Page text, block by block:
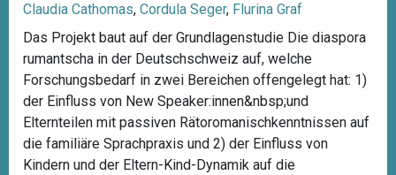
t
i
n
Claudia Cathomas, Cordula Seger, Flurina Graf
Das Projekt baut auf der Grundlagenstudie Die diaspora
rumantscha in der Deutschschweiz auf, welche
Forschungsbedarf in zwei Bereichen offengelegt hat: 1)
der Einfluss von New Speaker:innen&nbsp;und
Elternteilen mit passiven Rätoromanischkenntnissen auf
die familiäre Sprachpraxis und 2) der Einfluss von
Kindern und der Eltern-Kind-Dynamik auf die